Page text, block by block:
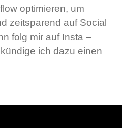
optimieren, um
zeitsparend auf Social
folg mir auf Insta –
ich dazu einen